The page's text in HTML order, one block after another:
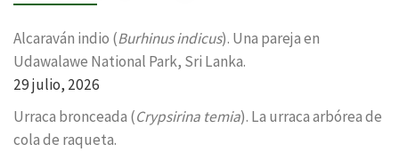
Alcaraván indio (Burhinus indicus). Una pareja en
Udawalawe National Park, Sri Lanka.
29 julio, 2026
Urraca bronceada (Crypsirina temia). La urraca arbórea de
cola de raqueta.